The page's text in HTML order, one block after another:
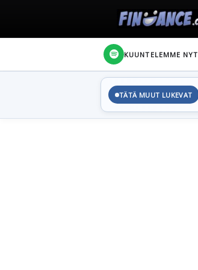
KUUNTELEMME NYT
TÄTÄ MUUT LUKEVAT